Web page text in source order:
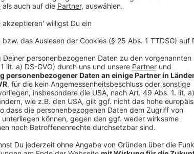
Anzeige
©picture alliance/dpa | Leonie Asendorpf
Die Temperaturen nehmen im Sommer 2025 wieder
Grad sind zurzeit keine Seltenheit mehr.
Anzeige
Sport bei Hitze: So trainierst du sicher und
Anzeige